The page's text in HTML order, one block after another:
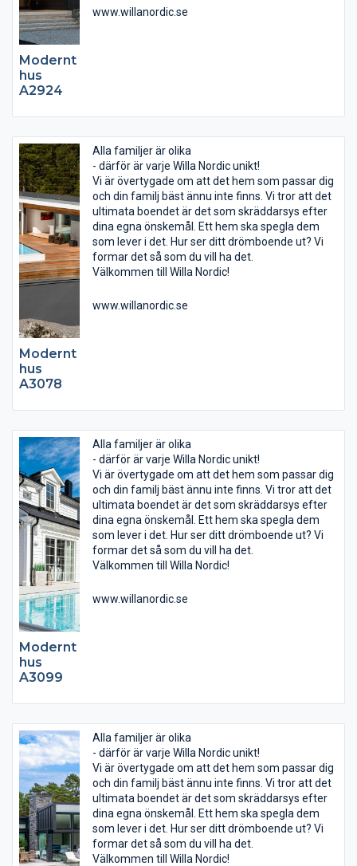
Modernt
hus
A2924
www.willanordic.se
Modernt
hus
A3078
Alla familjer är olika
- därför är varje Willa Nordic unikt!
Vi är övertygade om att det hem som passar dig
och din familj bäst ännu inte finns. Vi tror att det
ultimata boendet är det som skräddarsys efter
dina egna önskemål. Ett hem ska spegla dem
som lever i det. Hur ser ditt drömboende ut? Vi
formar det så som du vill ha det.
Välkommen till Willa Nordic!
www.willanordic.se
Modernt
hus
A3099
Alla familjer är olika
- därför är varje Willa Nordic unikt!
Vi är övertygade om att det hem som passar dig
och din familj bäst ännu inte finns. Vi tror att det
ultimata boendet är det som skräddarsys efter
dina egna önskemål. Ett hem ska spegla dem
som lever i det. Hur ser ditt drömboende ut? Vi
formar det så som du vill ha det.
Välkommen till Willa Nordic!
www.willanordic.se
Alla familjer är olika
- därför är varje Willa Nordic unikt!
Vi är övertygade om att det hem som passar dig
och din familj bäst ännu inte finns. Vi tror att det
ultimata boendet är det som skräddarsys efter
dina egna önskemål. Ett hem ska spegla dem
som lever i det. Hur ser ditt drömboende ut? Vi
formar det så som du vill ha det.
Välkommen till Willa Nordic!